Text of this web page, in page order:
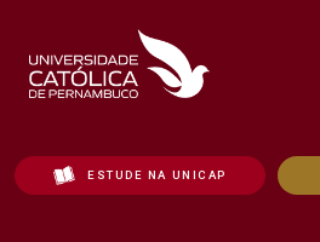
ESTUDE NA UNICAP